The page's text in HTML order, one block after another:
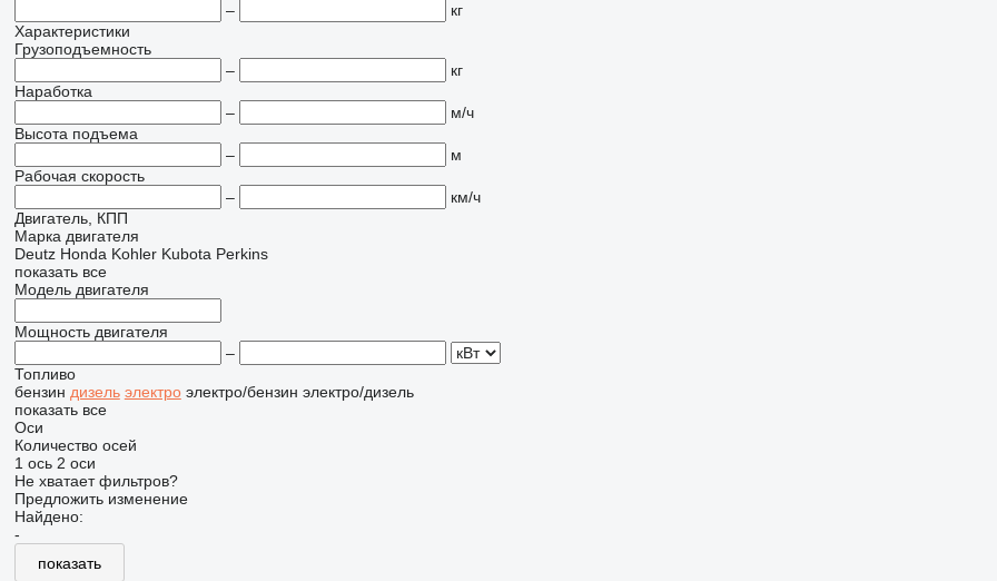
–
кг
Характеристики
Грузоподъемность
–
кг
Наработка
–
м/ч
Высота подъема
–
м
Рабочая скорость
–
км/ч
Двигатель, КПП
Марка двигателя
Deutz Honda Kohler Kubota Perkins
показать все
Модель двигателя
Мощность двигателя
–
Топливо
бензин дизель электро электро/бензин электро/дизель
показать все
Оси
Количество осей
1 ось 2 оси
Не хватает фильтров?
Предложить изменение
Найдено:
-
показать